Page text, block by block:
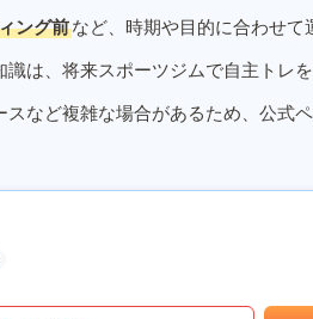
ング前など、時期や目的に合わせて
は、将来スポーツジムで自主トレ
など複雑な場合があるため、公式